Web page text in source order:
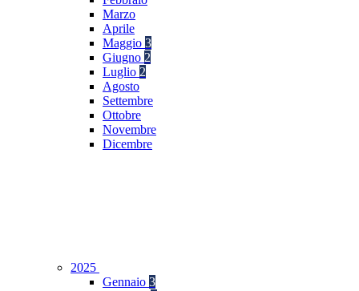
Marzo
Aprile
Maggio 3
Giugno 2
Luglio 2
Agosto
Settembre
Ottobre
Novembre
Dicembre
2025
Gennaio 3